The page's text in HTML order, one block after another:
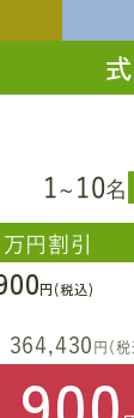
1 ~ 10名
万円割引
円(税込)
364,430 円(税